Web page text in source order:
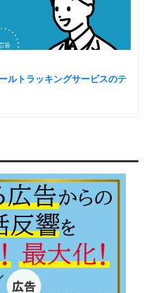
ルトラッキングサービスのテ